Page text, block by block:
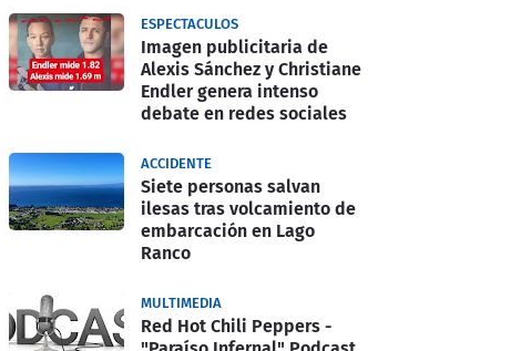
ESPECTACULOS
Imagen publicitaria de
Alexis Sánchez y Christiane
Endler genera intenso
debate en redes sociales
ACCIDENTE
Siete personas salvan
ilesas tras volcamiento de
embarcación en Lago
Ranco
MULTIMEDIA
Red Hot Chili Peppers -